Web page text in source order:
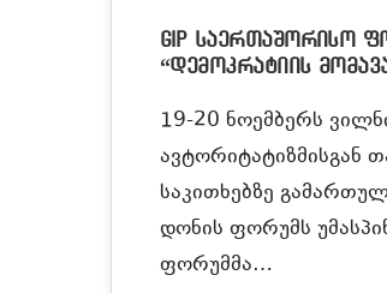
GIP საერთაშორისო
“დემოკრატიის
19-20 ნოემბერს
ავტორიტატიზმისგან
საკითხებზე
დონის ფორუმს
ფორუმმა…